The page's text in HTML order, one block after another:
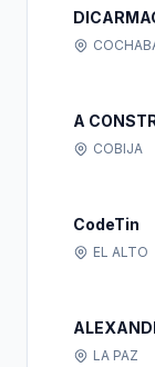
A
COBIJA
CodeTin
EL ALTO
LA PAZ